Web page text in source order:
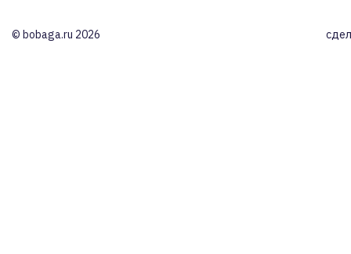
© bobaga.ru 2026